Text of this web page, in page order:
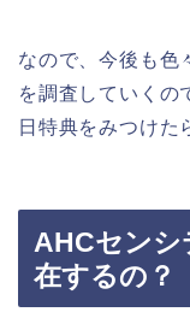
なので、今後も色
を調査していくの
日特典をみつけた
AHCセンシ
在するの？